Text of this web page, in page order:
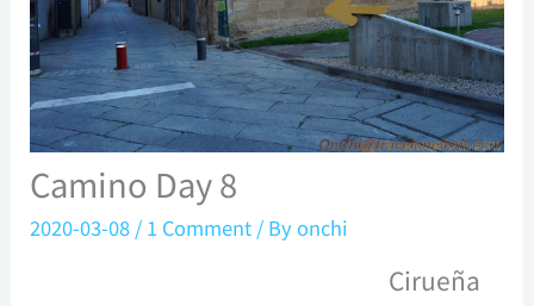
Camino Day 8
2020-03-08 / 1 Comment / Byonchi
Cirueña